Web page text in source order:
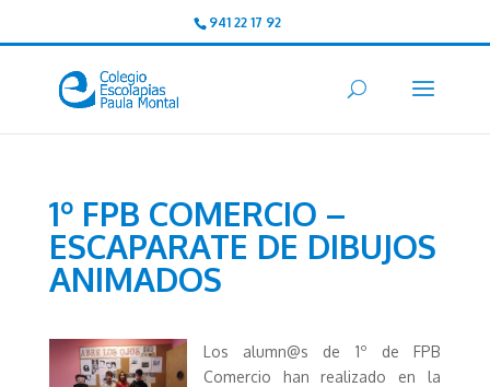
941 22 17 92
1º FPB COMERCIO –
ESCAPARATE DE DIBUJOS
ANIMADOS
Los alumn@s de 1º de FPB
Comercio han realizado en la